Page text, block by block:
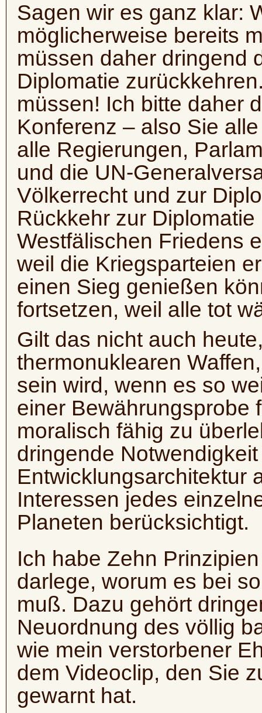
Sagen wir es ganz klar:
möglicherweise bereits
müssen daher dringend
Diplomatie
müssen! Ich bitte daher
Konferenz – also Sie
alle Regierungen,
und die UN-
Völkerrecht und zur
Rückkehr zur
Westfälischen Friedens
weil die Kriegsparteien
einen Sieg genießen
fortsetzen, weil alle tot
Gilt das nicht auch
thermonuklearen
sein wird, wenn es so
einer Bewährungsprobe
moralisch fähig zu
dringende
Entwicklungsarchitektur
Interessen jedes
Planeten berücksichtigt.
Ich habe Zehn
darlege, worum es bei
muß. Dazu gehört
Neuordnung des völlig
wie mein verstorbener
dem Videoclip, den Sie
gewarnt hat.